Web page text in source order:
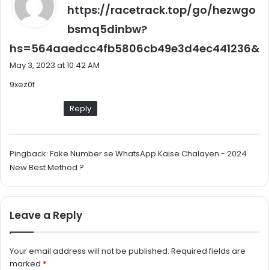
https://racetrack.top/go/hezwgo
bsmq5dinbw?
hs=564aaedcc4fb5806cb49e3d4ec441236&
May 3, 2023 at 10:42 AM
9xez0f
Reply
Pingback: Fake Number se WhatsApp Kaise Chalayen - 2024
New Best Method ?
Leave a Reply
Your email address will not be published. Required fields are
marked *